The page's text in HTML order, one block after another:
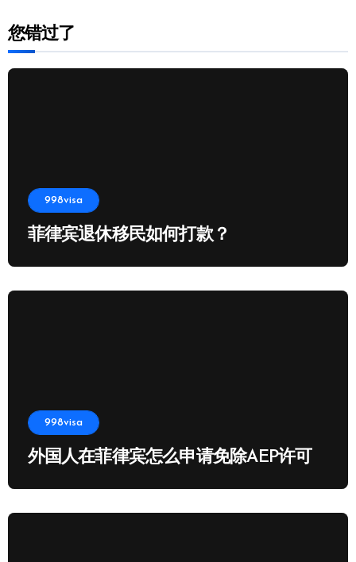
您错过了
998visa
菲律宾退休移民如何打款？
998visa
外国人在菲律宾怎么申请免除AEP许可